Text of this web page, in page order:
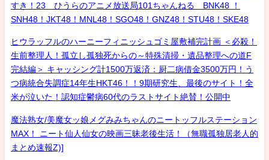
すき！23 ひうらのアニメ放送局101ちゃんねる BNK48 ！
SNH48！JKT48！MNL48！SGO48！GNZ48！STU48！SKE48
ヒウラッフルのハーニーフィニッシュゴミ屋敷補完計画 ＜必殺！
生前整理人！孤立し孤独死からの～特殊清掃・遺品整理への道F
完結編＞ キャッシング計1500万返済：厨二病借金3500万円！う
つ病統合失調症14年生HKT46！！9期研究生、最後のサイト！全
米が泣いた！認知症鬱病60代のラストサイト絶賛！公開中
魔法熟女/美魔女ッ娘メグみみちゃんのニートッフルステーション
MAX！ ニート仙人仙女の映画三昧老後生活！（無職孤独居老人的
まとめ速報Z)]